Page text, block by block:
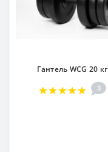
Гантель WCG 20 кг
3